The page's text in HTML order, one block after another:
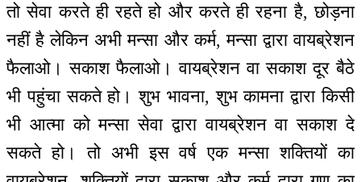
तो सेवा करते ही रहते हो और करते ही रहना है, छोड़ना
नहीं है लेकिन अभी मन्सा और कर्म, मन्सा द्वारा वायब्रेशन
फैलाओ। सकाश फैलाओ। वायब्रेशन वा सकाश दूर बैठे
भी पहुंचा सकते हो। शुभ भावना, शुभ कामना द्वारा किसी
भी आत्मा को मन्सा सेवा द्वारा वायब्रेशन वा सकाश दे
सकते हो। तो अभी इस वर्ष एक मन्सा शक्तियों का